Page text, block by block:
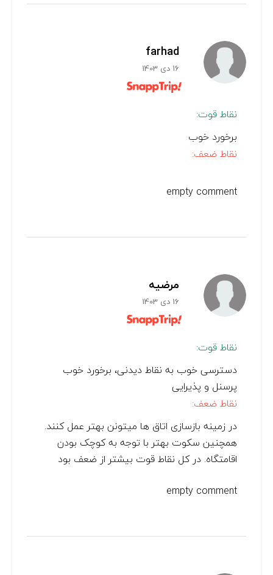
farhad
16 دی 1403
نقاط قوت:
برخورد خوب
نقاط ضعف:
empty comment
مرضیه
16 دی 1403
نقاط قوت:
دسترسی خوب به نقاط دیدنی، برخورد خوب
پرسنل و پذیرایی
نقاط ضعف:
در زمینه بازسازی اتاق ها میتونن بهتر عمل کنند.
همچنین سکوت بهتر با توجه به کوچک بودن
اقامتگاه. در کل نقاط قوت بیشتر از ضعف بود
empty comment